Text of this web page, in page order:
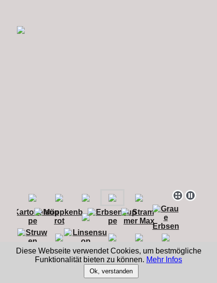
Diese Webseite verwendet Cookies, um bestmögliche
Funktionalität bieten zu können. Mehr Infos
Ok, verstanden